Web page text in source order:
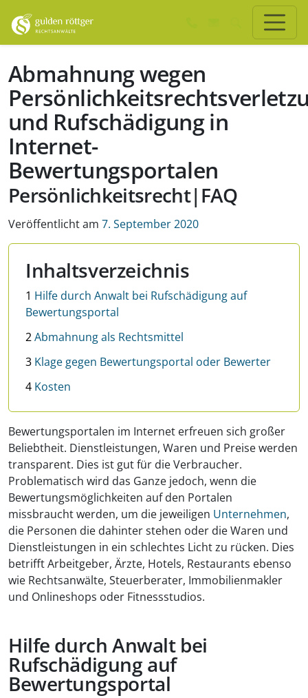
Abmahnung wegen
und Rufschädigung in
Internet-
Bewertungsportalen
Persönlichkeitsrecht|FAQ
Veröffentlicht am 7. September 2020
Inhaltsverzeichnis
1 Hilfe durch Anwalt bei Rufschädigung auf
Bewertungsportal
2Abmahnung als Rechtsmittel
3 Klage gegen Bewertungsportal oder Bewerter
4 Kosten
Bewertungsportalen im Internet erfreuen sich großer
Beliebtheit. Dienstleistungen, Waren und Preise werden
transparent. Dies ist gut für die Verbraucher.
Problematisch wird das Ganze jedoch, wenn die
Bewertungsmöglichkeiten auf den Portalen
missbraucht werden, um die jeweiligen Unternehmen,
die Personen die dahinter stehen oder die Waren und
Dienstleistungen in ein schlechtes Licht zu rücken. Dies
betrifft Arbeitgeber, Ärzte, Hotels, Restaurants ebenso
wie Rechtsanwälte, Steuerberater, Immobilienmakler
und Onlineshops oder Fitnessstudios.
Hilfe durch Anwalt bei
Rufschädigung auf
Bewertungsportal